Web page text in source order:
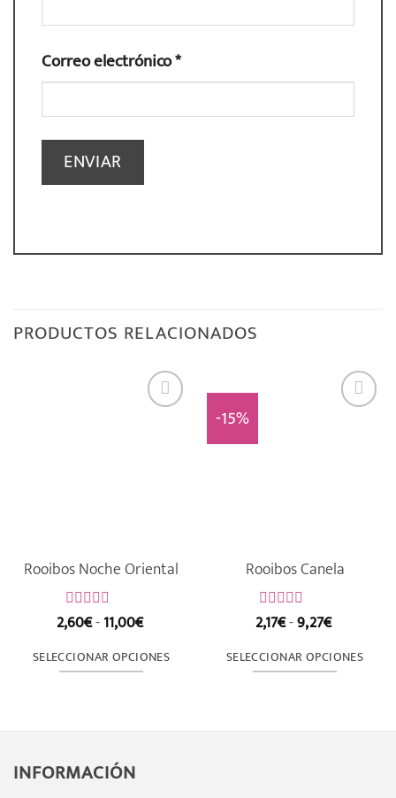
Correo electrónico*
PRODUCTOS RELACIONADOS
Rooibos Noche Oriental
Valorado
con
de
5
2,60€-11,00€Rango
de
precios:
desde
2,60€
SELECCIONAR OPCIONES
tiene
múltiples
variantes.
-15%
Rooibos Canela
Valorado
con
de
5
2,17€-9,27€Rango
de
precios:
desde
2,17€
SELECCIONAR OPCIONES
tiene
INFORMACIÓN